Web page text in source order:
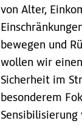
von Alter,
bewegen und
wollen wir
Sicherheit im
besonderem
Sensibilisierung